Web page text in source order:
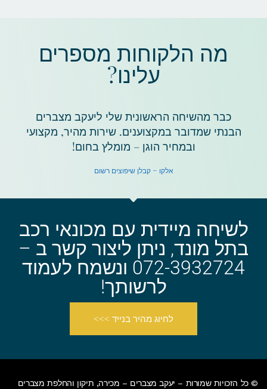
מה הלקוחות מספרים
עלינו?
כבר מהשיחה הראשונית שלי ליעקב מצברים
הבנתי שמדובר במקצוענים. שירות מהיר, מקצועי
ובמחיר הוגן – מומלץ בחום!
אלקו – קבלן שיפוצים רשום
לשיחה מיידית עם מכונאי רכב
בתל מונד, ניתן ליצור קשר ב –
072-3932724 ונשמח לעמוד
לרשותך!
לחיוג מהיר בנייד >>>
© כל הזכויות שמורות – יעקב מצברים – מכירה, תיקון והחלפת מצברים